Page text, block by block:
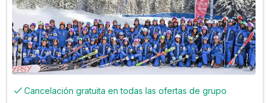
Cancelación gratuita en todas las ofertas de grupo